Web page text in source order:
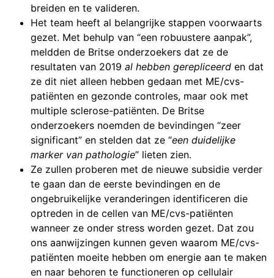
breiden en te valideren.
Het team heeft al belangrijke stappen voorwaarts
gezet. Met behulp van “een robuustere aanpak”,
meldden de Britse onderzoekers dat ze de
resultaten van 2019 al hebben gerepliceerd en dat
ze dit niet alleen hebben gedaan met ME/cvs-
patiënten en gezonde controles, maar ook met
multiple sclerose-patiënten. De Britse
onderzoekers noemden de bevindingen “zeer
significant” en stelden dat ze “een duidelijke
marker van pathologie” lieten zien.
Ze zullen proberen met de nieuwe subsidie verder
te gaan dan de eerste bevindingen en de
ongebruikelijke veranderingen identificeren die
optreden in de cellen van ME/cvs-patiënten
wanneer ze onder stress worden gezet. Dat zou
ons aanwijzingen kunnen geven waarom ME/cvs-
patiënten moeite hebben om energie aan te maken
en naar behoren te functioneren op cellulair